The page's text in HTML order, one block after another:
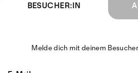
BESUCHER:IN
Melde dich mit deinem